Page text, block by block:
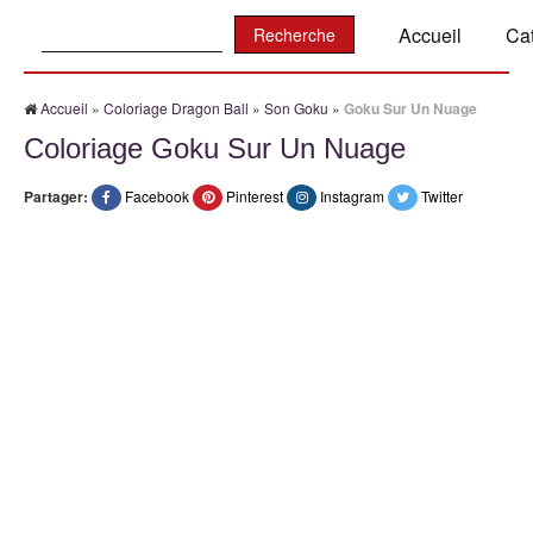
Accueil
Accueil » Coloriage Dragon Ball » Son Goku » Goku Sur Un Nuage
Coloriage Goku Sur Un Nuage
Partager: Facebook Pinterest Instagram Twitter